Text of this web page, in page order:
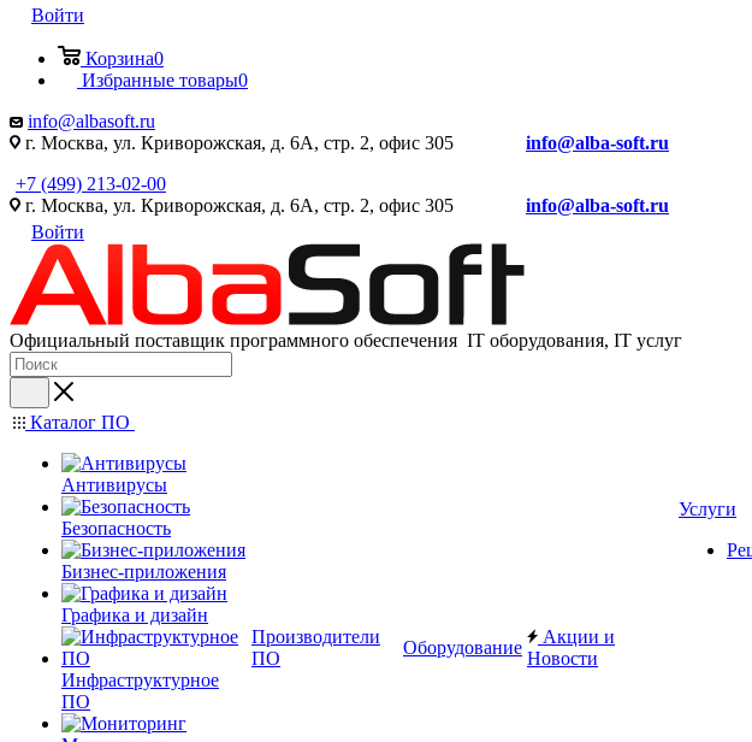
Войти
Корзина0
Избранные товары0
info@albasoft.ru
г. Москва, ул. Криворожская, д. 6А, стр. 2, офис 305 info@alba-soft.ru
+7 (499) 213-02-00
г. Москва, ул. Криворожская, д. 6А, стр. 2, офис 305 info@alba-soft.ru
Войти
Официальный поставщик программного обеспечения IT оборудования, IT услуг
Каталог ПО
Антивирусы
Безопасность
Бизнес-приложения
Графика и дизайн
Инфраструктурное
ПО
Производители
ПО
Оборудование
Акции и
Новости
Услуги